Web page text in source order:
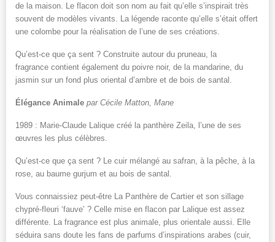
de la maison. Le flacon doit son nom au fait qu’elle s’inspirait très
souvent de modèles vivants. La légende raconte qu’elle s’était offert
une colombe pour la réalisation de l’une de ses créations.
Qu’est-ce que ça sent ? Construite autour du pruneau, la
fragrance contient également du poivre noir, de la mandarine, du
jasmin sur un fond plus oriental d’ambre et de bois de santal.
Élégance Animale par Cécile Matton, Mane
1989 : Marie-Claude Lalique créé la panthère Zeila, l’une de ses
œuvres les plus célèbres.
Qu’est-ce que ça sent ? Le cuir mélangé au safran, à la pêche, à la
rose, au baume gurjum et au bois de santal.
Vous connaissiez peut-être La Panthère de Cartier et son sillage
chypré-fleuri ‘fauve’ ? Celle mise en flacon par Lalique est assez
différente. La fragrance est plus animale, plus orientale aussi. Elle
séduira sans doute les fans de parfums d’inspirations arabes (cuir,